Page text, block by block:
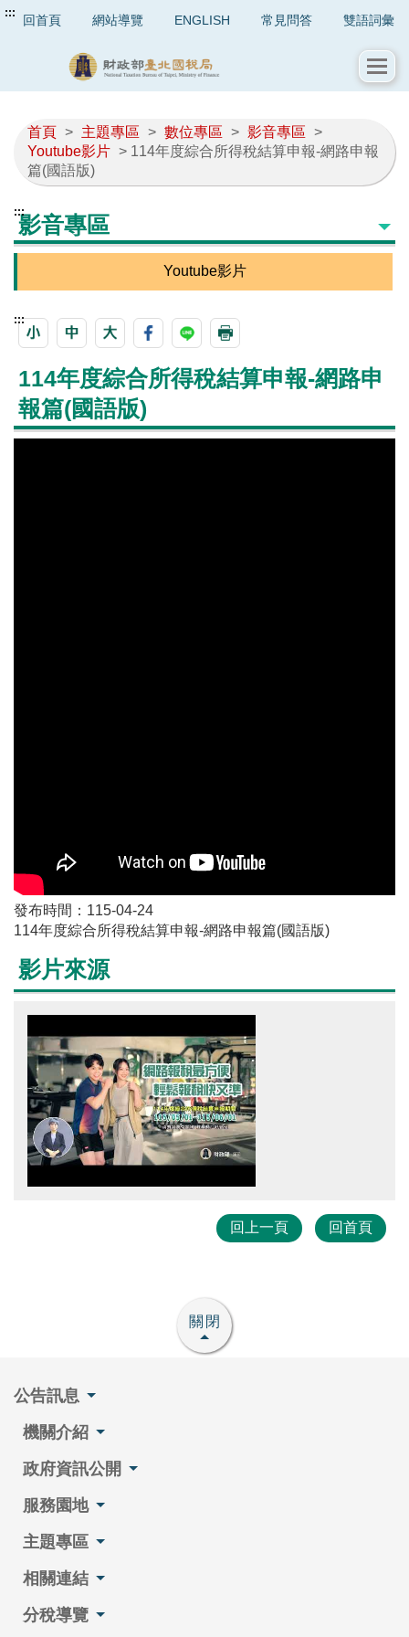
::: 回首頁 網站導覽 ENGLISH 常見問答 雙語詞彙
首頁 > 主題專區 > 數位專區 > 影音專區 >
Youtube影片 > 114年度綜合所得稅結算申報-網路申報
篇(國語版)
:::影音專區
Youtube影片
:::
114年度綜合所得稅結算申報-網路申
報篇(國語版)
發布時間：115-04-24
114年度綜合所得稅結算申報-網路申報篇(國語版)
影片來源
回上一頁 回首頁
關閉
公告訊息
機關介紹
政府資訊公開
服務園地
主題專區
相關連結
分稅導覽